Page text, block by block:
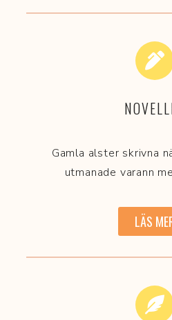
Gamla alster skrivna
utmanade varann
LÄS